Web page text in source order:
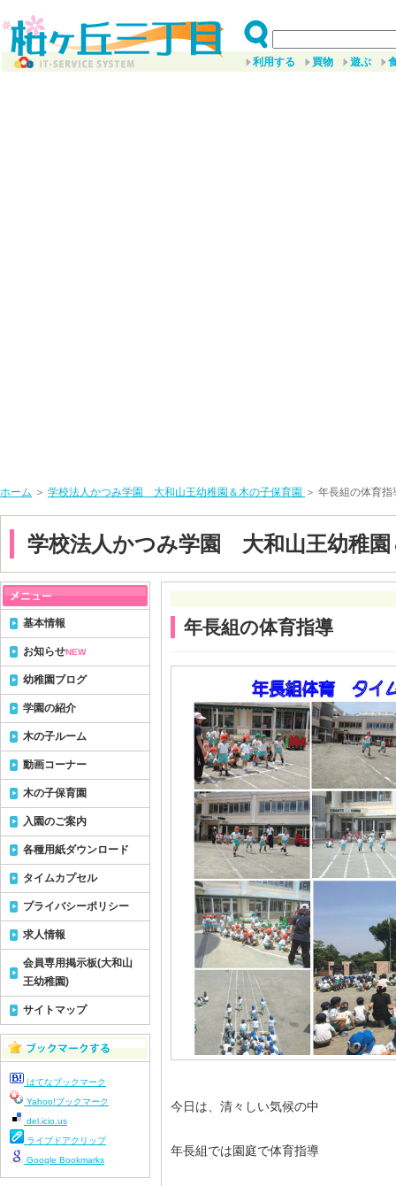
利用する 買物 遊ぶ
ホーム ＞ 学校法人かつみ学園 大和山王幼稚園＆木の子保育園 ＞ 年長組の体育指
学校法人かつみ学園 大和山王幼稚園
年長組の体育指導
今日は、清々しい気候の中
年長組では園庭で体育指導
基本情報
お知らせNEW
幼稚園ブログ
学園の紹介
木の子ルーム
動画コーナー
木の子保育園
入園のご案内
各種用紙ダウンロード
タイムカプセル
プライバシーポリシー
求人情報
会員専用掲示板(大和山
王幼稚園)
サイトマップ
はてなブックマーク
Yahoo!ブックマーク
del.icio.us
ライブドアクリップ
Google Bookmarks